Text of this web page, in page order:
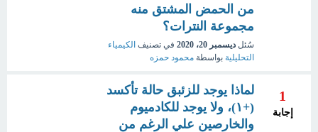
من الحمض المشتق منه
مجموعة النترات؟
سُئل ديسمبر 20، 2020 في تصنيف الكيمياء
التحليلية بواسطة محمود حمزه
1
إجابة
لماذا يوجد للزئبق حالة تأكسد
(+١)، ولا يوجد للكادميوم
والخارصين علي الرغم من